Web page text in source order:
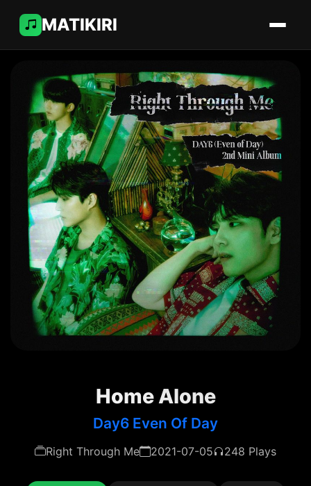
MATIKIRI
Home Alone
Day6 Even Of Day
Right Through Me 2021-07-05 248 Plays